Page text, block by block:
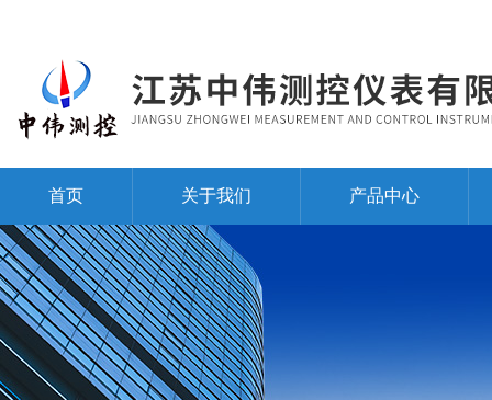
首页 关于我们 产品中心